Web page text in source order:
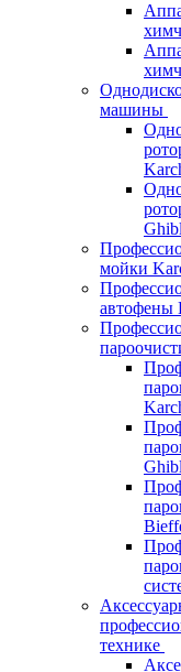
машины
мойки
автофены
технике